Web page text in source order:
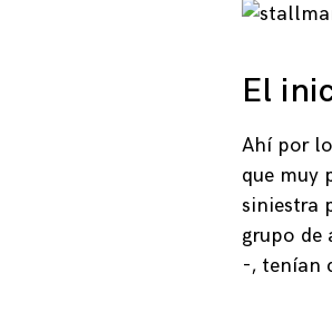
El
Ahí por
que muy
siniestra
grupo de
-, tenían